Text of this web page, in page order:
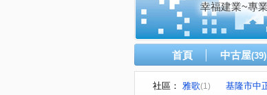
幸福建業~專
首頁 中古屋(39)
社區： 雅歌(1) 基隆市中